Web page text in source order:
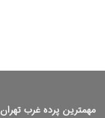
مهمترین پرده غرب تهران